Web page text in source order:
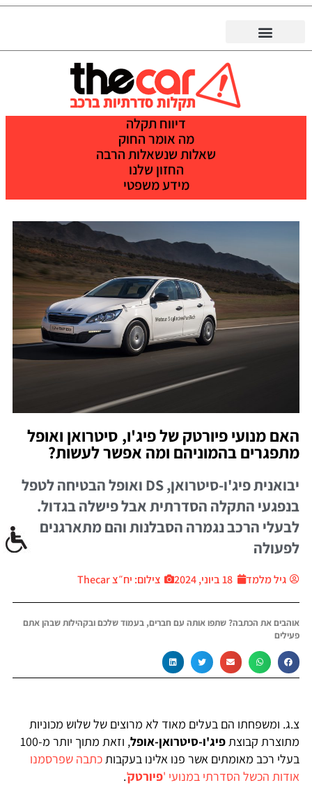
דיווח תקלה
מה אומר החוק
שאלות שנשאלות הרבה
החזון שלנו
מידע משפטי
האם מנועי פיורטק של פיג'ו, סיטרואן ואופל
מתפגרים בהמוניהם ומה אפשר לעשות?
יבואנית פיג'ו-סיטרואן, DS ואופל הבטיחה לטפל
בנפגעי התקלה הסדרתית אבל פישלה בגדול.
לבעלי הרכב נגמרה הסבלנות והם מתארגנים
לפעולה
גיל מלמד 18 ביוני, 2024 צילום: יח״צ Thecar
אוהבים את הכתבה? שתפו אותה עם חברים, בעמוד שלכם ובקהילות שבהן אתם
פעילים
צ.ג. ומשפחתו הם בעלים מאוד לא מרוצים של שלוש מכוניות
מתוצרת קבוצת פיג'ו-סיטרואן-אופל
, וזאת מתוך יותר מ-100
בעלי רכב מאומתים אשר פנו אלינו בעקבות כתבה שפרסמנו
אודות הכשל הסדרתי במנועי 'פיורטק'
.